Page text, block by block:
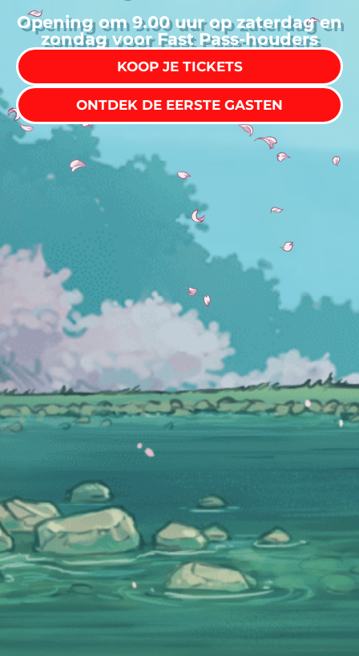
Opening om 9.00 uur op zaterdag en
zondag voor Fast Pass-houders
KOOP JE TICKETS
ONTDEK DE EERSTE GASTEN